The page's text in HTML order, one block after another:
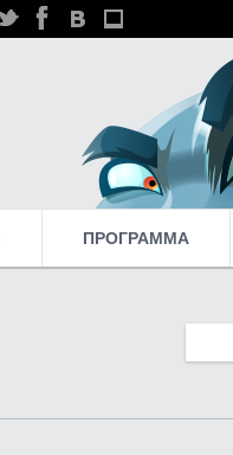
ПРОГРАММА